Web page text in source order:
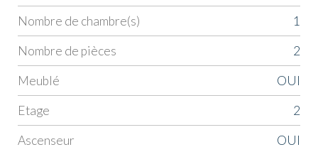
Nombre de chambre(s)
1
Nombre de pièces
2
Meublé
OUI
Etage
2
Ascenseur
OUI